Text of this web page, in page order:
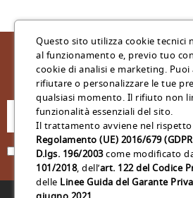
Iscriviti Alla Nostra
Acconsento al trattamento dei miei
Questo sito utilizza cookie tecnici
al funzionamento e, previo tuo
cookie di analisi e marketing. Puoi
rifiutare o personalizzare le tue
qualsiasi momento. Il rifiuto non
funzionalità essenziali del sito.
Il trattamento avviene nel
Regolamento (UE) 2016/679
D.lgs. 196/2003come modificato
101/2018, dell’art. 122 del Codice
delle Linee Guida del Garante